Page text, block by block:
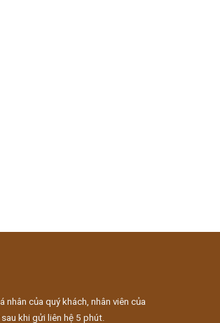
nhân của quý khách, nhân viên của
khi gửi liên hệ 5 phút.